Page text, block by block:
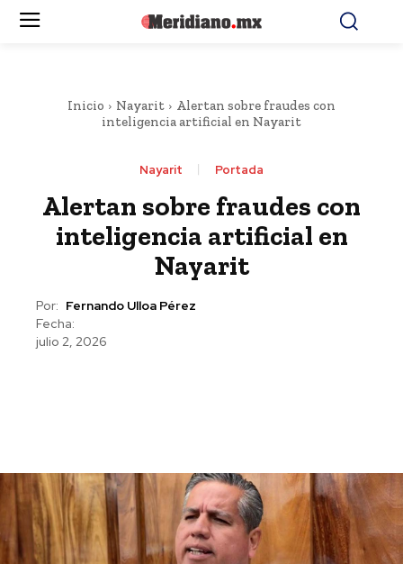
Inicio Nayarit
Alertan sobre fraudes con
inteligencia artificial en Nayarit
Nayarit Portada
Alertan sobre fraudes con
inteligencia artificial en
Nayarit
Por: Fernando Ulloa Pérez
Fecha:
julio 2, 2026